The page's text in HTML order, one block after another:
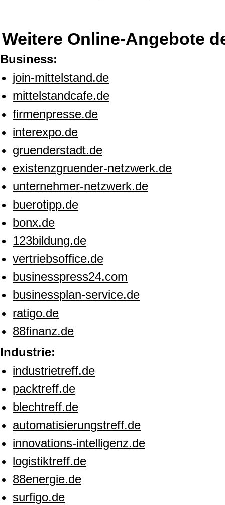
Weitere Online-Angebote
Business:
join-mittelstand.de
mittelstandcafe.de
firmenpresse.de
interexpo.de
gruenderstadt.de
existenzgruender-netzwerk.de
unternehmer-netzwerk.de
buerotipp.de
bonx.de
123bildung.de
vertriebsoffice.de
businesspress24.com
businessplan-service.de
ratigo.de
88finanz.de
Industrie:
industrietreff.de
packtreff.de
blechtreff.de
automatisierungstreff.de
innovations-intelligenz.de
logistiktreff.de
88energie.de
surfigo.de